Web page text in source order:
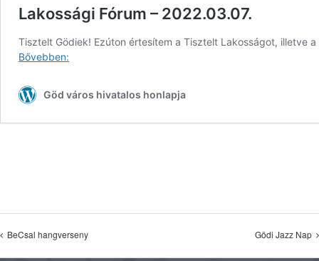
BeCsal hangverseny Gödi Jazz Nap